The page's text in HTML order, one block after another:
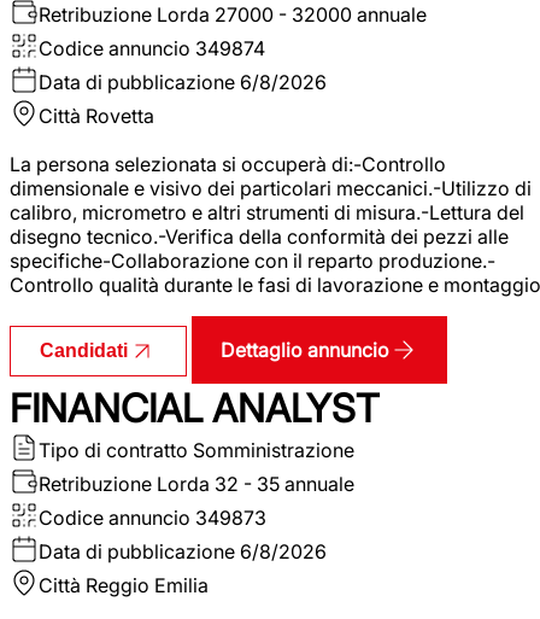
Retribuzione Lorda 27000 - 32000 annuale
Codice annuncio 349874
Data di pubblicazione 6/8/2026
Città Rovetta
La persona selezionata si occuperà di:-Controllo
dimensionale e visivo dei particolari meccanici.-Utilizzo di
calibro, micrometro e altri strumenti di misura.-Lettura del
disegno tecnico.-Verifica della conformità dei pezzi alle
specifiche-Collaborazione con il reparto produzione.-
Controllo qualità durante le fasi di lavorazione e
Candidati Dettaglio annuncio
FINANCIAL ANALYST
Tipo di contratto Somministrazione
Retribuzione Lorda 32 - 35 annuale
Codice annuncio 349873
Data di pubblicazione 6/8/2026
Città Reggio Emilia